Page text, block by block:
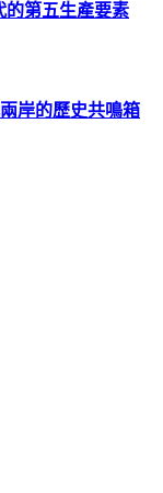
第五生產要素
岸的歷史共鳴箱